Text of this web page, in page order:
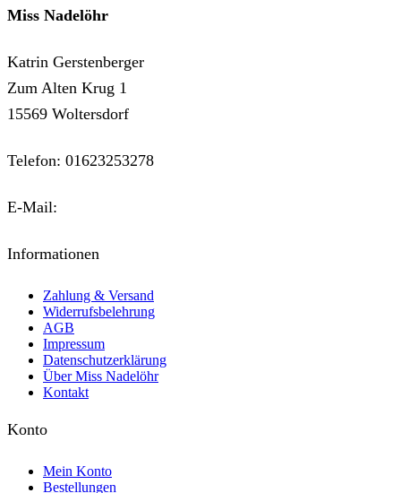
Miss Nadelöhr
Katrin Gerstenberger
Zum Alten Krug 1
15569 Woltersdorf
Telefon: 01623253278
E-Mail:
Informationen
Zahlung & Versand
Widerrufsbelehrung
AGB
Impressum
Datenschutzerklärung
Über Miss Nadelöhr
Kontakt
Konto
Mein Konto
Bestellungen